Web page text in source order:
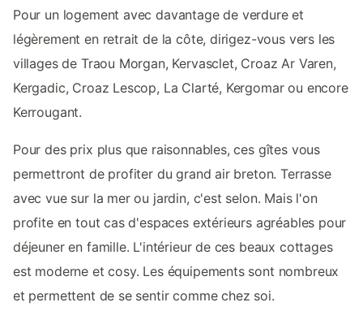
Pour un logement avec davantage de verdure et
légèrement en retrait de la côte, dirigez-vous vers les
villages de Traou Morgan, Kervasclet, Croaz Ar Varen,
Kergadic, Croaz Lescop, La Clarté, Kergomar ou encore
Kerrougant.
Pour des prix plus que raisonnables, ces gîtes vous
permettront de profiter du grand air breton. Terrasse
avec vue sur la mer ou jardin, c'est selon. Mais l'on
profite en tout cas d'espaces extérieurs agréables pour
déjeuner en famille. L'intérieur de ces beaux cottages
est moderne et cosy. Les équipements sont nombreux
et permettent de se sentir comme chez soi.